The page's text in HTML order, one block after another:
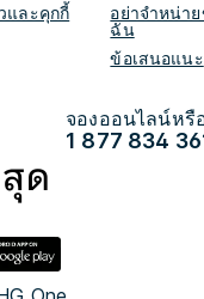
และคุกกี้
อย่าจำหน่า
ฉัน
ข้อเสนอแนะ
จองออนไลน์หรื
1 877 834